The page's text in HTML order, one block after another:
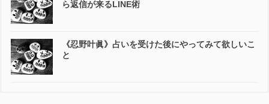
ら返信が来るLINE術
《忍野叶眞》占いを受けた後にやってみて欲しいこ
と